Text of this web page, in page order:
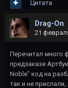
Цитата
Drag-On
21
Перечитал много
предзаказе
Noble" код на
так и не